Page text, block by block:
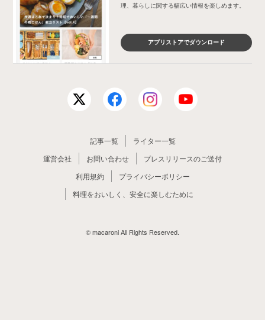
理、暮らしに関する幅広い情報を楽しめます。
アプリストアでダウンロード
記事一覧
ライター一覧
運営会社
お問い合わせ
プレスリリースのご送付
利用規約
プライバシーポリシー
料理をおいしく、安全に楽しむために
© macaroni All Rights Reserved.